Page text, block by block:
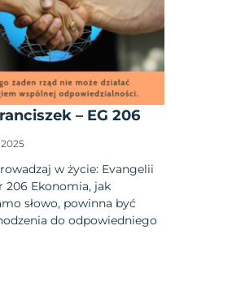
– EG 206
w życie: Evangelii
206 Ekonomia, jak
słowo, powinna być
do odpowiedniego